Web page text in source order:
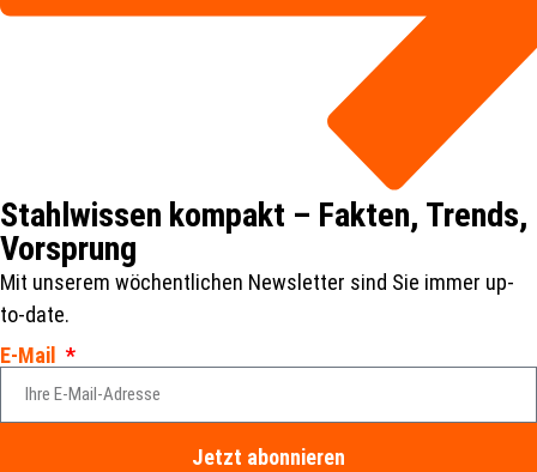
Stahlwissen kompakt – Fakten, Trends,
Vorsprung
Mit unserem wöchentlichen Newsletter sind Sie immer up-
to-date.
E-Mail
Jetzt abonnieren